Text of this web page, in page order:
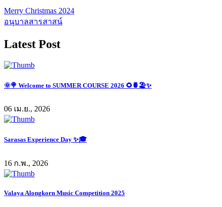
Merry Christmas 2024
อนุบาลสารสาสน์
Latest Post
🌞🍭 Welcome to SUMMER COURSE 2026 🌻🍍🏖✨️
06 เม.ย., 2026
Sarasas Experience Day ✨🎓
16 ก.พ., 2026
Valaya Alongkorn Music Competition 2025